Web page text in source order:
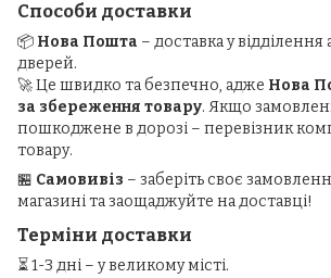
Способи доставки
📦 Нова Пошта – доставка у
дверей.
🚀 Це швидко та безпечно, адже Нова
за збереження товару. Якщо
пошкоджене в дорозі – перевізник
товару.
🏪 Самовивіз – заберіть своє
магазині та заощаджуйте на доставці!
Терміни доставки
⏳ 1-3 дні – у великому місті.